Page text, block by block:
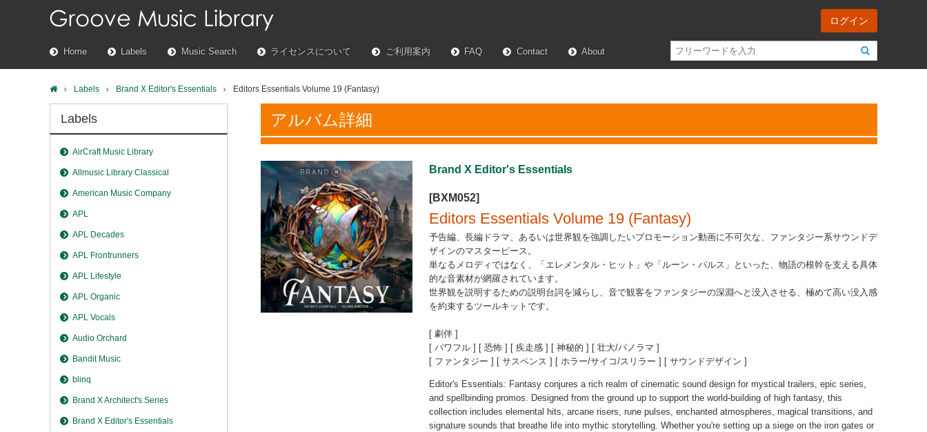
Home Labels Music Search ライセンスについて ご利用案内 FAQ Contact About
ログイン
Labels Brand X Editor's Essentials Editors Essentials Volume 19 (Fantasy)
アルバム詳細
Brand X Editor's Essentials
[BXM052]
Editors Essentials Volume 19 (Fantasy)
予告編、長編ドラマ、あるいは世界観を強調したいプロモーション動画に不可欠な、ファンタジー系サウンドデ
ザインのマスターピース。
単なるメロディではなく、「エレメンタル・ヒット」や「ルーン・パルス」といった、物語の根幹を支える具体
的な音素材が網羅されています。
世界観を説明するための説明台詞を減らし、音で観客をファンタジーの深淵へと没入させる、極めて高い没入感
を約束するツールキットです。
[ 劇伴 ]
[ パワフル ] [ 恐怖 ] [ 疾走感 ] [ 神秘的 ] [ 壮大/パノラマ ]
[ ファンタジー ] [ サスペンス ] [ ホラー/サイコ/スリラー ] [ サウンドデザイン ]
Editor's Essentials: Fantasy conjures a rich realm of cinematic sound design for mystical trailers, epic series,
and spellbinding promos. Designed from the ground up to support the world-building of high fantasy, this
collection includes elemental hits, arcane risers, rune pulses, enchanted atmospheres, magical transitions, and
signature sounds that breathe life into mythic storytelling. Whether you're setting up a siege on the iron gates or
Labels
AirCraft Music Library
Allmusic Library Classical
American Music Company
APL
APL Decades
APL Frontrunners
APL Lifestyle
APL Organic
APL Vocals
Audio Orchard
Bandit Music
blinq
Brand X Architect's Series
Brand X Editor's Essentials